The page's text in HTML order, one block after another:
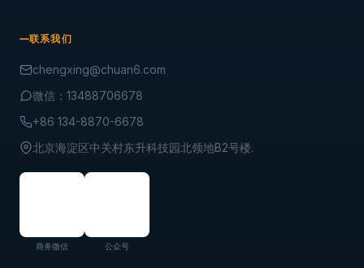
联系我们
chengxing@chuan6.com
微信：13488706678
+86 134-8870-6678
北京海淀区中关村东升科技园北领地B2号楼.
商务微信 公众号